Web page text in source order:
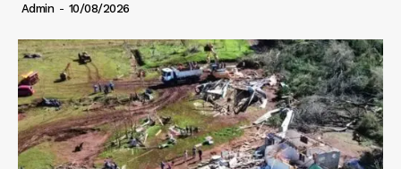
Admin - 10/08/2026